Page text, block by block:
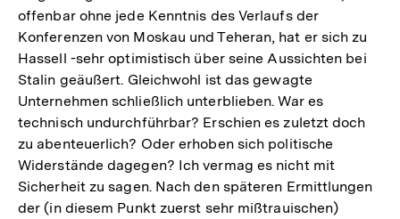
offenbar ohne jede Kenntnis des Verlaufs der
Konferenzen von Moskau und Teheran, hat er sich zu
Hassell -sehr optimistisch über seine Aussichten bei
Stalin geäußert. Gleichwohl ist das gewagte
Unternehmen schließlich unterblieben. War es
technisch undurchführbar? Erschien es zuletzt doch
zu abenteuerlich? Oder erhoben sich politische
Widerstände dagegen? Ich vermag es nicht mit
Sicherheit zu sagen. Nach den späteren Ermittlungen
der (in diesem Punkt zuerst sehr mißtrauischen)